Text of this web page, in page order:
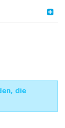
die